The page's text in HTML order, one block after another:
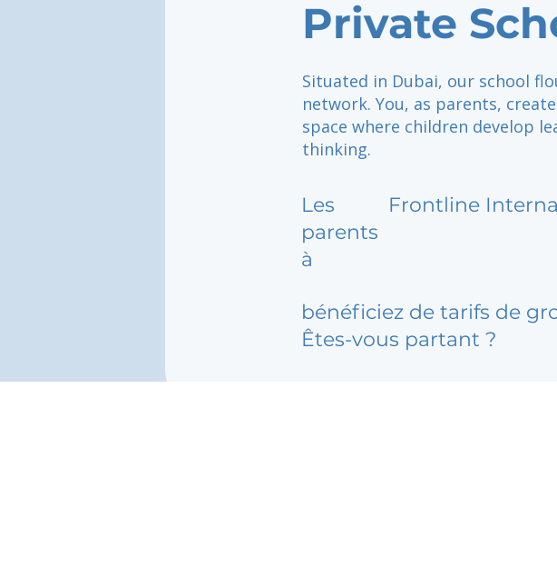
Private
Situated in Dubai, our school
network. You, as parents,
space where children develop
thinking.
Les
parents
à
Frontline
bénéficiez de tarifs de
Êtes-vous partant ?